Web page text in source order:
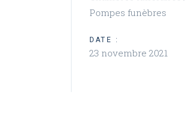
Pompes funèbres
DATE :
23 novembre 2021